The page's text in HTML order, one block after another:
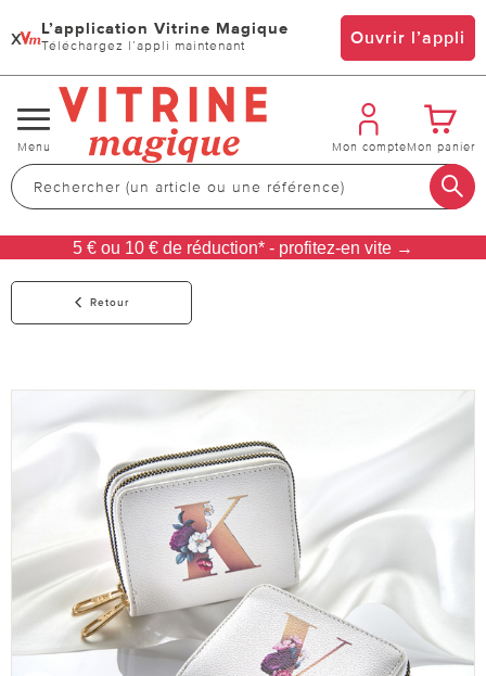
x L’application Vitrine Magique
Téléchargez l’appli maintenant Ouvrir l’appli
Changer
de
navigation
Menu Mon compteMon panier
5 € ou 10 € de réduction* - profitez-en vite →
Retour